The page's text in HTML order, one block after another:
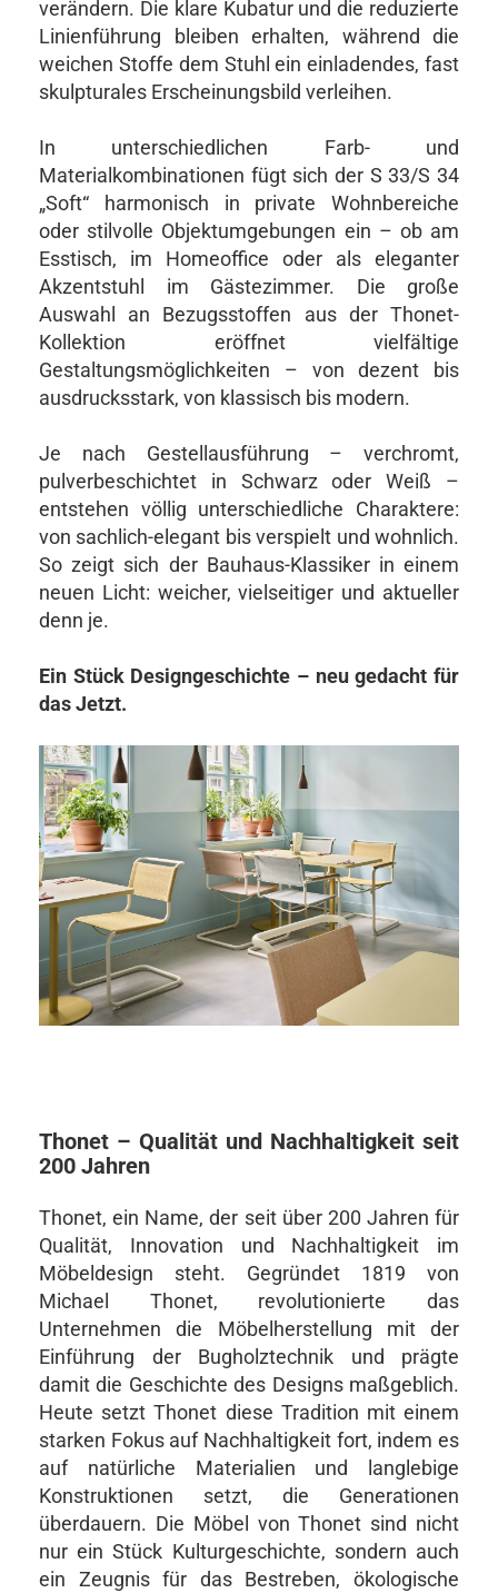
verändern. Die klare Kubatur und die reduzierte
Linienführung bleiben erhalten, während die
weichen Stoffe dem Stuhl ein einladendes, fast
skulpturales Erscheinungsbild verleihen.
In unterschiedlichen Farb- und
Materialkombinationen fügt sich der S 33/S 34
„Soft“ harmonisch in private Wohnbereiche
oder stilvolle Objektumgebungen ein – ob am
Esstisch, im Homeoffice oder als eleganter
Akzentstuhl im Gästezimmer. Die große
Auswahl an Bezugsstoffen aus der Thonet-
Kollektion eröffnet vielfältige
Gestaltungsmöglichkeiten – von dezent bis
ausdrucksstark, von klassisch bis modern.
Je nach Gestellausführung – verchromt,
pulverbeschichtet in Schwarz oder Weiß –
entstehen völlig unterschiedliche Charaktere:
von sachlich-elegant bis verspielt und wohnlich.
So zeigt sich der Bauhaus-Klassiker in einem
neuen Licht: weicher, vielseitiger und aktueller
denn je.
Ein Stück Designgeschichte – neu gedacht für
das Jetzt.
Thonet – Qualität und Nachhaltigkeit seit
200 Jahren
Thonet, ein Name, der seit über 200 Jahren für
Qualität, Innovation und Nachhaltigkeit im
Möbeldesign steht. Gegründet 1819 von
Michael Thonet, revolutionierte das
Unternehmen die Möbelherstellung mit der
Einführung der Bugholztechnik und prägte
damit die Geschichte des Designs maßgeblich.
Heute setzt Thonet diese Tradition mit einem
starken Fokus auf Nachhaltigkeit fort, indem es
auf natürliche Materialien und langlebige
Konstruktionen setzt, die Generationen
überdauern. Die Möbel von Thonet sind nicht
nur ein Stück Kulturgeschichte, sondern auch
ein Zeugnis für das Bestreben, ökologische